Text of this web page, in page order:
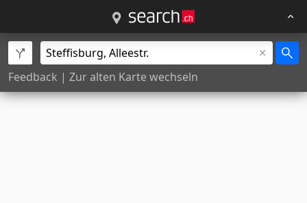
Feedback | Zur alten Karte wechseln